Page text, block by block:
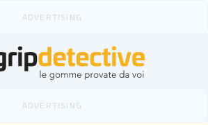
GripDetective